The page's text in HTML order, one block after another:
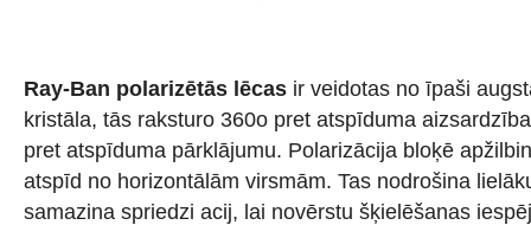
Ray-Ban polarizētās lēcas ir veidotas no īpaši
kristāla, tās raksturo 360o pret atspīduma
pret atspīduma pārklājumu. Polarizācija bloķē
atspīd no horizontālām virsmām. Tas nodrošina
samazina spriedzi acij, lai novērstu šķielēšanas